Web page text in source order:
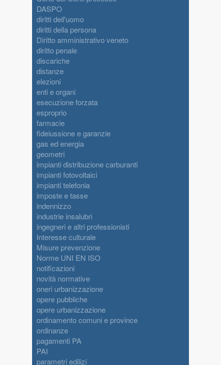
DASPO
diritti dell'uomo
diritti della persona
Diritto amministrativo veneto
diritto penale
discariche
distanze
elezioni
enti e organi
esecuzione forzata
esproprio
farmacie
fideiussione e garanzie
gas ed energia
geometri
impianti distribuzione carburanti
impianti fotovoltaici
impianti telefonia
imposte e tasse
indennizzo
industrie insalubri
ingegneri e altri professionisti
Interesse culturale
Misure prevenzione
Norme UNI EN ISO
notificazioni
novità normative
oneri urbanizzazione
opere pubbliche
opere urbanizzazione
ordinamento comuni e province
ordinanze
pagamenti PA
PAI
parametri edilizi